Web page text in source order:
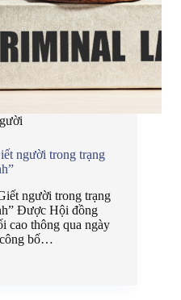
người trong trạng
người trong trạng
Được Hội đồng
cao thông qua ngày
công bố…